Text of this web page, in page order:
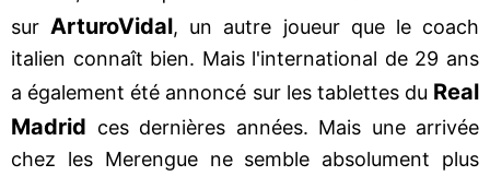
sur ArturoVidal, un autre joueur que le coach
italien connaît bien. Mais l'international de 29 ans
a également été annoncé sur les tablettes du Real
Madrid ces dernières années. Mais une arrivée
chez les Merengue ne semble absolument plus